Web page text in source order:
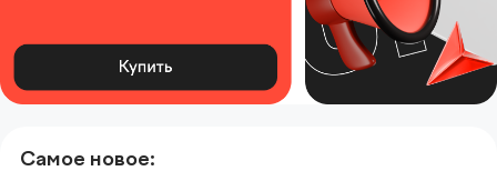
Самое новое: